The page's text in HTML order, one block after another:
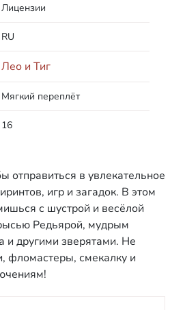
Лицензии
RU
Лео и Тиг
Мягкий переплёт
16
отправиться в увлекательное
игр и загадок. В этом
с шустрой и весёлой
Редьярой, мудрым
другими зверятами. Не
фломастеры, смекалку и